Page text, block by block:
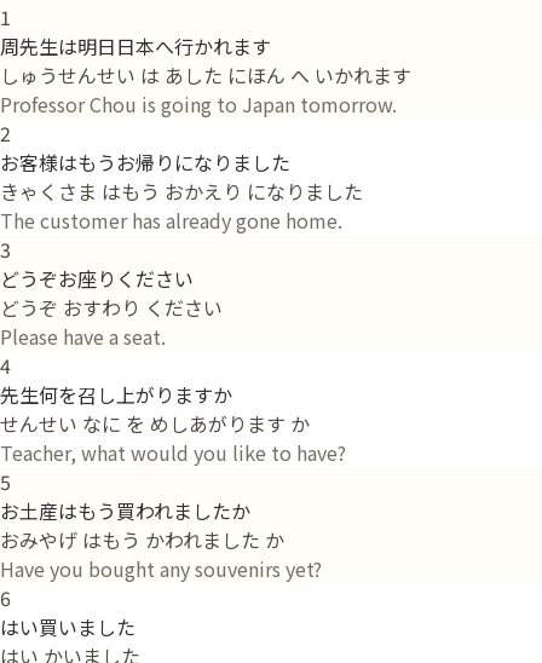
1
周先生は明日日本へ行かれます
しゅうせんせい は あした にほん へ いかれます
Professor Chou is going to Japan tomorrow.
2
お客様はもうお帰りになりました
きゃくさま はもう おかえり になりました
The customer has already gone home.
3
どうぞお座りください
どうぞ おすわり ください
Please have a seat.
4
先生何を召し上がりますか
せんせい なに を めしあがります か
Teacher, what would you like to have?
5
お土産はもう買われましたか
おみやげ はもう かわれました か
Have you bought any souvenirs yet?
6
はい買いました
はい かいました